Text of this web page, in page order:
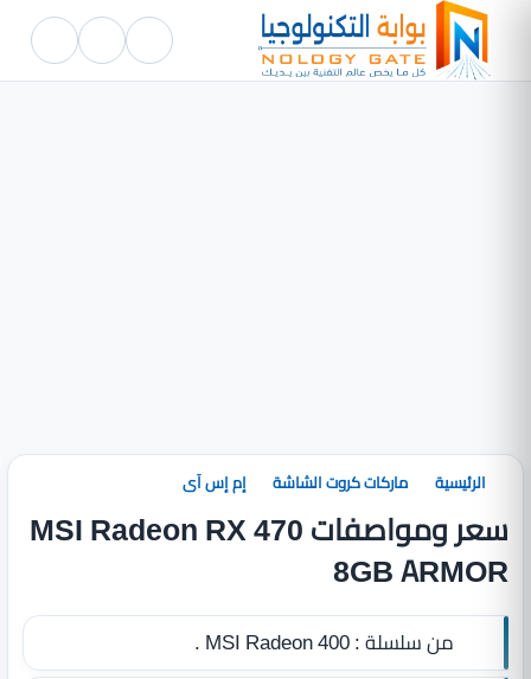
الرئيسية ماركات كروت الشاشة إم إس آى
سعر ومواصفات MSI Radeon RX 470
8GB ARMOR
من سلسلة :MSI Radeon 400 .